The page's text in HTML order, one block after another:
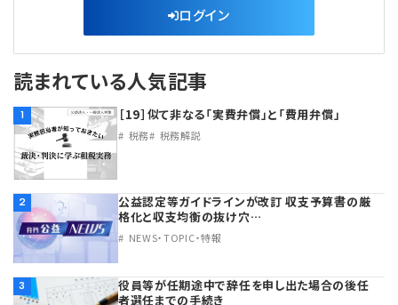
ログイン
読まれている人気記事
1 ［19］似て非なる「実費弁償」と「費用弁償」
税務 税務解説
2
公益認定等ガイドラインが改訂 収支予算書の厳
格化と収支均衡の抜け穴…
NEWS・TOPIC・特報
3
役員等が任期途中で辞任を申し出た場合の後任
者選任までの手続き